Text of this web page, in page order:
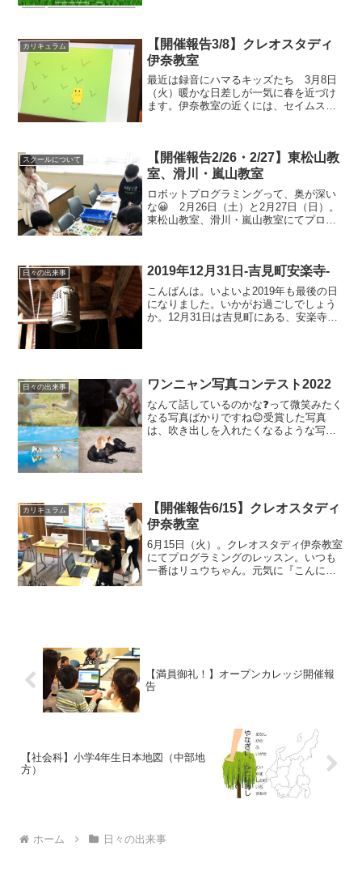
カリキュラム
【開催報告3/8】クレオスタディ
伊奈教室
最近は録音にハマるキッズたち 3月8日
（火）暖かな日差しが一気に春を近づけ
ます。伊奈教室の近くには、セイムスさ
します。『あー、そろそ...
スクールについて
【開催報告2/26・2/27】東松山教
室、滑川・嵐山教室
ロボットプログラミングって、奥が深い
な😀 2月26日（土）と2月27日（日）。
東松山教室、滑川・嵐山教室にてプログ
した子どもたちか...
日々の出来事 2019年12月31日-吉見町安楽寺-
こんばんは。いよいよ2019年も最後の日
になりました。いかがお過ごしでしょう
か。12月31日は吉見町にある、安楽寺
日々の出来事 ワンニャン写真コンテスト2022
なんて話しているのかな❓って微笑みたく
なる写真ばかりですね😊受賞した写真
は、吹き出しを入れたくなるような写真
カリキュラム
【開催報告6/15】クレオスタディ
伊奈教室
6月15日（火）。クレオスタディ伊奈教室
にてプログラミングのレッスン。いつも
一番はリュウちゃん。元気に『こんにち
【満員御礼！】オープンカレッジ開催報
告
【社会科】小学4年生日本地図（中部地
方）
ホーム 日々の出来事